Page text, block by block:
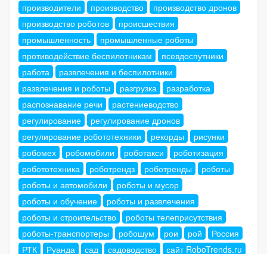
производители
производство
производство дронов
производство роботов
происшествия
промышленность
промышленные роботы
противодействие беспилотникам
псевдоспутники
работа
развлечения и беспилотники
развлечения и роботы
разгрузка
разработка
распознавание речи
растениеводство
регулирование
регулирование дронов
регулирование робототехники
рекорды
рисунки
робомех
робомобили роботакси
роботизация
робототехника
роботрендз роботренды
роботы
роботы и автомобили
роботы и мусор
роботы и обучение
роботы и развлечения
роботы и строительство
роботы телеприсутствия
роботы-транспортеры
робошум рои рой
Россия
РТК
Руанда сад садоводство
сайт RoboTrends.ru